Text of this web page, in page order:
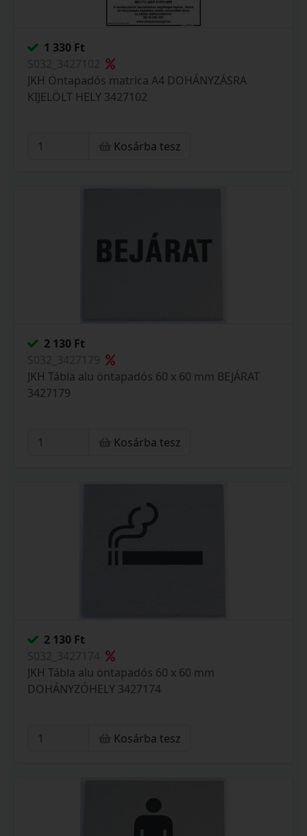
1 330 Ft
JKH Öntapadós matrica A4 DOHÁNYZÁSRA
KIJELÖLT HELY 3427102
Kosárba tesz
2 130 Ft
JKH Tábla alu öntapadós 60 x 60 mm BEJÁRAT
3427179
Kosárba tesz
2 130 Ft
JKH Tábla alu öntapadós 60 x 60 mm
DOHÁNYZÓHELY 3427174
Kosárba tesz